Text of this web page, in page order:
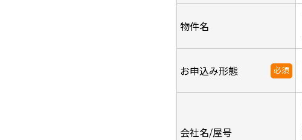
物件名
お申込み形態 必須
会社名/屋号